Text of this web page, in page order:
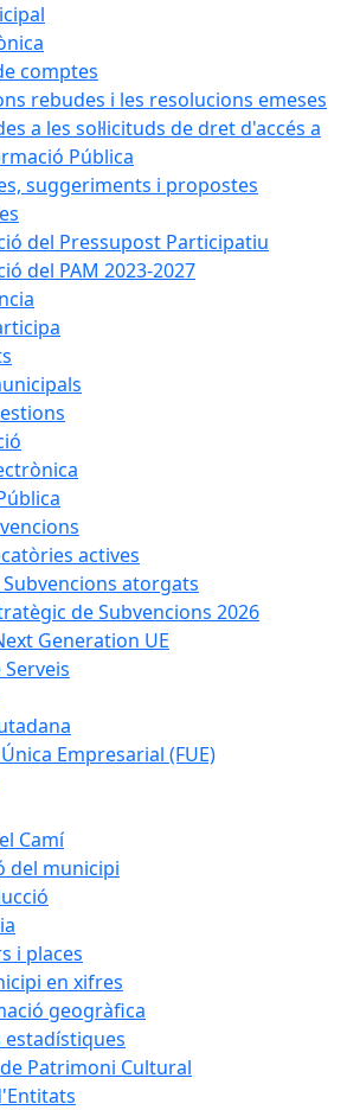
comptes
rebudes i les resolucions emeses
a les sol·licituds de dret d'accés a
Pública
suggeriments i propostes
del Pressupost Participatiu
del PAM 2023-2027
actives
atorgats
de Subvencions 2026
Generation UE
Empresarial (FUE)
Camí
del municipi
i places
en xifres
geogràfica
estadístiques
Patrimoni Cultural